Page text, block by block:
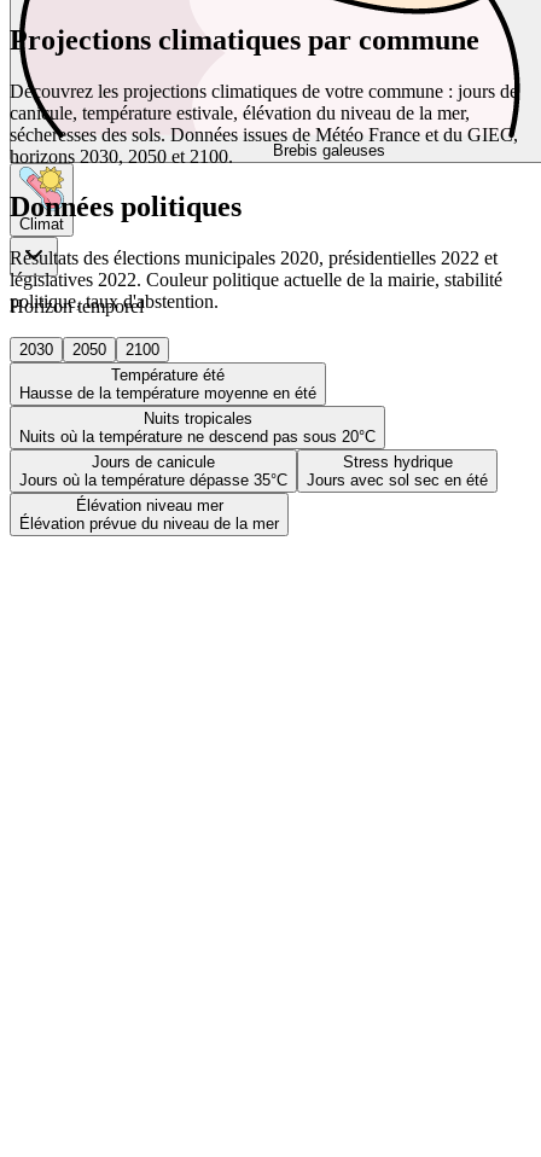
Brebis galeuses
Climat
Horizon temporel
2030 2050
2100
Température été
Hausse de la température moyenne en été
Nuits tropicales
Nuits où la température ne descend pas sous 20°C
Jours de canicule
Jours où la température dépasse 35°C
Stress hydrique
Jours avec sol sec en été
Élévation niveau mer
Élévation prévue du niveau de la mer
Projections climatiques par commune
Découvrez les projections climatiques de votre commune : jours de
canicule, température estivale, élévation du niveau de la mer,
sécheresses des sols. Données issues de Météo France et du GIEC,
horizons 2030, 2050 et 2100.
Données politiques
Résultats des élections municipales 2020, présidentielles 2022 et
législatives 2022. Couleur politique actuelle de la mairie, stabilité
politique, taux d'abstention.